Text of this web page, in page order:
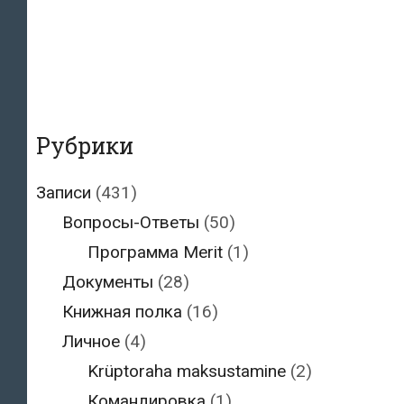
Рубрики
Записи (431)
Вопросы-Ответы (50)
Программа Merit (1)
Документы (28)
Книжная полка (16)
Личное(4)
Krüptoraha maksustamine (2)